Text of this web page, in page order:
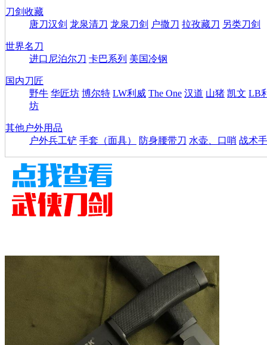
刀剑收藏
唐刀汉剑 龙泉清刀 龙泉刀剑 户撒刀 拉孜藏刀 另类刀剑
世界名刀
进口尼泊尔刀 卡巴系列 美国冷钢
国内刀匠
野牛 华匠坊 博尔特 LW利威 The One 汉道 山猪 凯文 LB
坊
其他户外用品
户外兵工铲 手套（面具） 防身腰带刀 水壶、口哨 战术